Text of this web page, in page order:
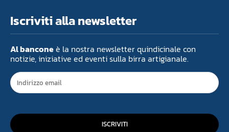
Iscriviti alla newsletter
Al banconeè la nostra newsletter quindicinale con
notizie, iniziative ed eventi sulla birra artigianale.
ISCRIVITI